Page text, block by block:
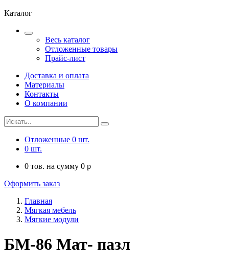
Каталог
Весь каталог
Отложенные товары
Прайс-лист
Доставка и оплата
Материалы
Контакты
О компании
Отложенные 0 шт.
0 шт.
0 тов. на сумму 0 p
Оформить заказ
Главная
Мягкая мебель
Мягкие модули
БМ-86 Мат- пазл